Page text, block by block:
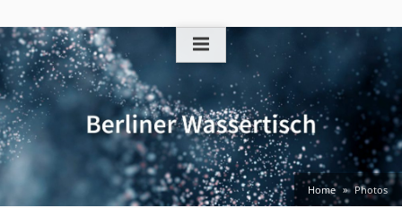
to
content
Home Photos